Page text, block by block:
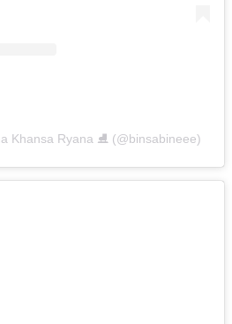
Khansa Ryana ⛸ (@binsabineee)